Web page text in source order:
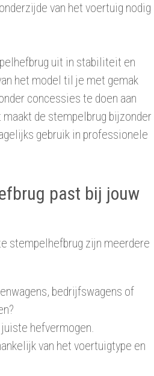
van het voertuig nodig
uit in stabiliteit en
het model til je met gemak
concessies te doen aan
de stempelbrug bijzonder
gebruik in professionele
past bij jouw
stempelhefbrug zijn meerdere
bedrijfswagens of
hefvermogen.
van het voertuigtype en